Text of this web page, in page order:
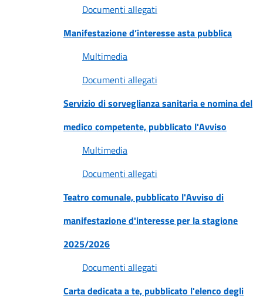
Documenti allegati
Manifestazione d’interesse asta pubblica
Multimedia
Documenti allegati
Servizio di sorveglianza sanitaria e nomina del
medico competente, pubblicato l'Avviso
Multimedia
Documenti allegati
Teatro comunale, pubblicato l'Avviso di
manifestazione d'interesse per la stagione
2025/2026
Documenti allegati
Carta dedicata a te, pubblicato l'elenco degli